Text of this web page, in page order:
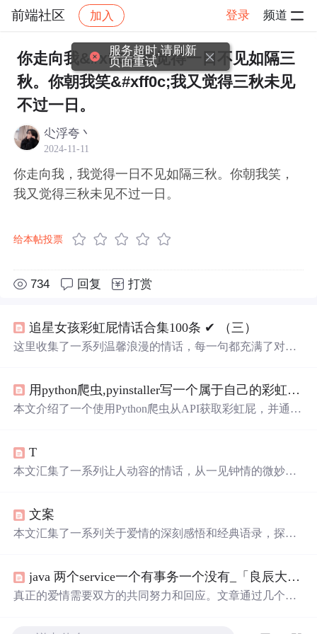
前端社区 加入 登录 频道
社区 前端社区 感慨 帖子详情
你走向我&#xff0c;我觉得一日不见如隔三
秋。你朝我笑&#xff0c;我又觉得三秋未见
不过一日。
尐浮夸丶
2024-11-11
你走向我，我觉得一日不见如隔三秋。你朝我笑，
我又觉得三秋未见不过一日。
给本帖投票
734 回复 打赏
追星女孩彩虹屁情话合集100条 ✔︎ （三）
这里收集了一系列温馨浪漫的情话，每一句都充满了对爱
用python爬虫,pyinstaller写一个属于自己的彩虹屁生成器！（链接在文末自取）
本文介绍了一个使用Python爬虫从API获取彩虹屁，并通过
T
本文汇集了一系列让人动容的情话，从一见钟情的微妙到
都能触动人心。
文案
本文汇集了一系列关于爱情的深刻感悟和经典语录，探讨
java 两个service一个有事务一个没有_「良辰大叔」一个男人心里有没有你，就看这两个字...
真正的爱情需要双方的共同努力和回应。文章通过几个维
服务超时,请刷新
页面重试